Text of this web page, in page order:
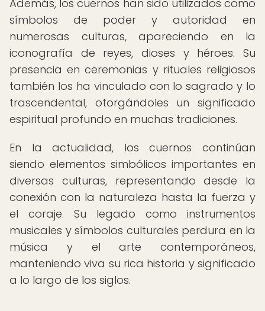
Además, los cuernos han sido utilizados como
símbolos de poder y autoridad en
numerosas culturas, apareciendo en la
iconografía de reyes, dioses y héroes. Su
presencia en ceremonias y rituales religiosos
también los ha vinculado con lo sagrado y lo
trascendental, otorgándoles un significado
espiritual profundo en muchas tradiciones.
En la actualidad, los cuernos continúan
siendo elementos simbólicos importantes en
diversas culturas, representando desde la
conexión con la naturaleza hasta la fuerza y
el coraje. Su legado como instrumentos
musicales y símbolos culturales perdura en la
música y el arte contemporáneos,
manteniendo viva su rica historia y significado
a lo largo de los siglos.